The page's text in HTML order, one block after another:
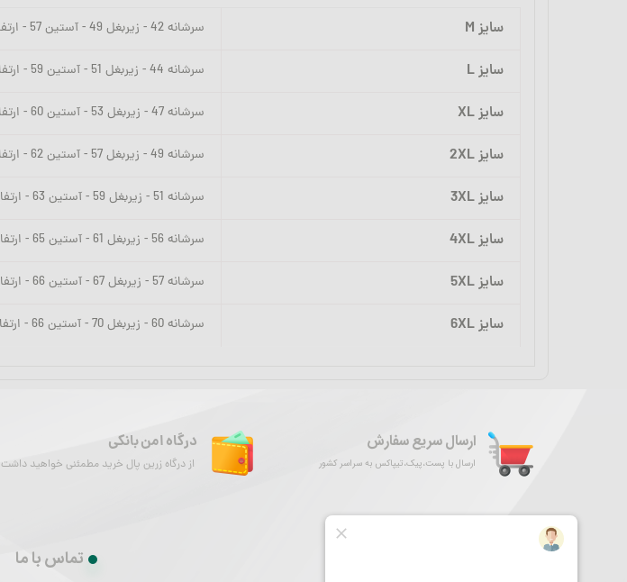
سایز M سرشانه 42 - زیربغل 49 - آستین 57 - ارتفاع 68
سایز L سرشانه 44 - زیربغل 51 - آستین 59 - ارتفاع 69
سایز XL سرشانه 47 - زیربغل 53 - آستین 60 - ارتفاع 72
سایز 2XL سرشانه 49 - زیربغل 57 - آستین 62 - ارتفاع 75
سایز 3XL سرشانه 51 - زیربغل 59 - آستین 63 - ارتفاع 77
سایز 4XL سرشانه 56 - زیربغل 61 - آستین 65 - ارتفاع 80
سایز 5XL سرشانه 57 - زیربغل 67 - آستین 66 - ارتفاع 80
سایز 6XL سرشانه 60 - زیربغل 70 - آستین 66 - ارتفاع 84
ارسال سریع سفارش
ارسال با پست،پیک،تیپاکس به سراسر کشور
درگاه امن بانکی
از درگاه زرین پال خرید مطمئنی خواهید داشت
تماس با ما